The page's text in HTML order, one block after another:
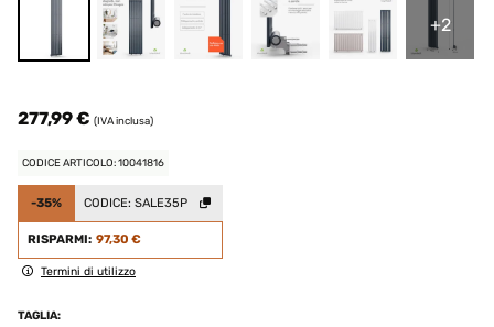
+2
277,99 € (IVA inclusa)
CODICE ARTICOLO: 10041816
-35% CODICE: SALE35P
RISPARMI: 97,30 €
Termini di utilizzo
TAGLIA: